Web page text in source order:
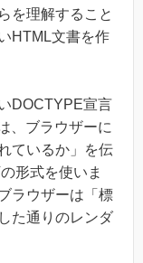
を理解すること
HTML文書を作
DOCTYPE宣言
、ブラウザーに
ているか」を伝
形式を使いま
ラウザーは「標
た通りのレンダ